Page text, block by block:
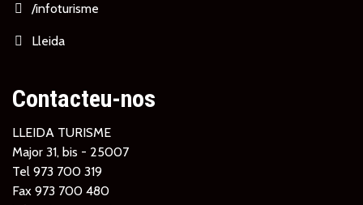
/infoturisme
Lleida
Contacteu-nos
LLEIDA TURISME
Major 31, bis - 25007
Tel 973 700 319
Fax 973 700 480